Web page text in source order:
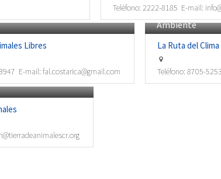
Teléfono: 2222-8185 E-mail:
Libres
E-mail: fal.costarica@gmail.com
Ambiente
La Ruta del Clima
Teléfono: 8705-5253